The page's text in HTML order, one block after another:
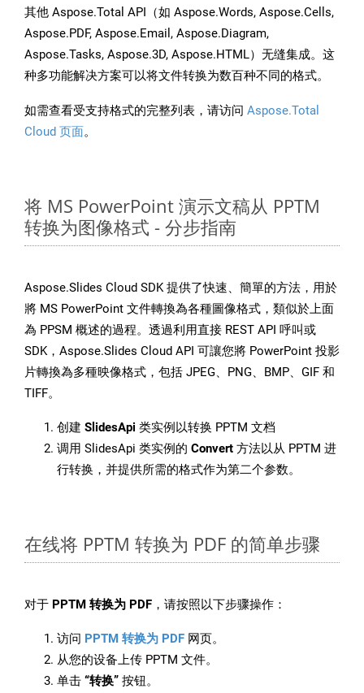
其他 Aspose.Total API（如 Aspose.Words, Aspose.Cells,
Aspose.PDF, Aspose.Email, Aspose.Diagram,
Aspose.Tasks, Aspose.3D, Aspose.HTML）无缝集成。这
种多功能解决方案可以将文件转换为数百种不同的格式。
如需查看受支持格式的完整列表，请访问 Aspose.Total
Cloud 页面。
将 MS PowerPoint 演示文稿从 PPTM
转换为图像格式 - 分步指南
Aspose.Slides Cloud SDK 提供了快速、簡單的方法，用於
將 MS PowerPoint 文件轉換為各種圖像格式，類似於上面
為 PPSM 概述的過程。透過利用直接 REST API 呼叫或
SDK，Aspose.Slides Cloud API 可讓您將 PowerPoint 投影
片轉換為多種映像格式，包括 JPEG、PNG、BMP、GIF 和
TIFF。
创建 SlidesApi 类实例以转换 PPTM 文档
调用 SlidesApi 类实例的 Convert 方法以从 PPTM 进
行转换，并提供所需的格式作为第二个参数。
在线将 PPTM 转换为 PDF 的简单步骤
对于 PPTM 转换为 PDF ，请按照以下步骤操作：
访问 PPTM 转换为 PDF 网页。
从您的设备上传 PPTM 文件。
单击 “转换” 按钮。